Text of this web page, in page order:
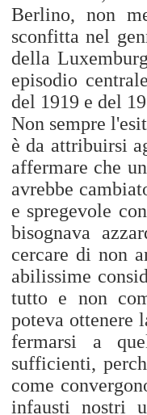
Berlino, non
sconfitta nel
della
episodio
del 1919 e del
Non sempre
è da attribuirsi
affermare che
avrebbe
e spregevole
bisognava
cercare di non
abilissime
tutto e non
poteva ottenere
fermarsi a
sufficienti,
come
infausti nostri